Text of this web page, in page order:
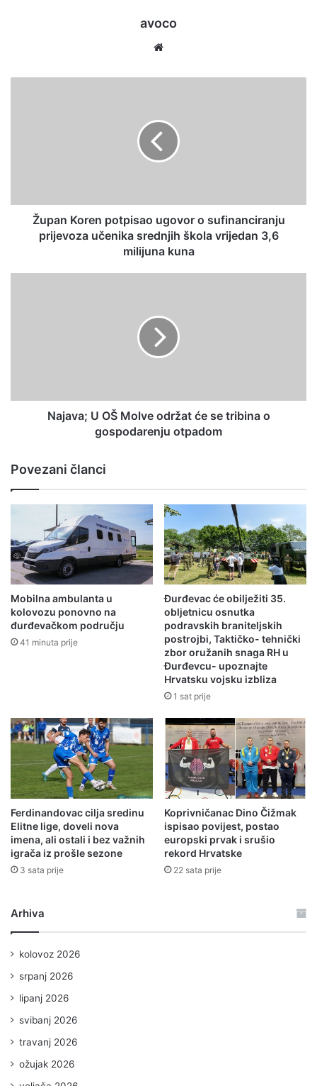
avoco
Župan Koren potpisao ugovor o sufinanciranju
prijevoza učenika srednjih škola vrijedan 3,6
milijuna kuna
Najava; U OŠ Molve održat će se tribina o
gospodarenju otpadom
Povezani članci
Mobilna ambulanta u
kolovozu ponovno na
đurđevačkom području
41 minuta prije
Đurđevac će obilježiti 35.
obljetnicu osnutka
podravskih braniteljskih
postrojbi, Taktičko- tehnički
zbor oružanih snaga RH u
Đurđevcu- upoznajte
Hrvatsku vojsku izbliza
1 sat prije
Ferdinandovac cilja sredinu
Elitne lige, doveli nova
imena, ali ostali i bez važnih
igrača iz prošle sezone
3 sata prije
Koprivničanac Dino Čižmak
ispisao povijest, postao
europski prvak i srušio
rekord Hrvatske
22 sata prije
Arhiva
kolovoz 2026
srpanj 2026
lipanj 2026
svibanj 2026
travanj 2026
ožujak 2026